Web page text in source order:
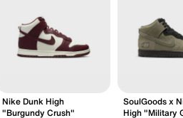
Nike Dunk High
"Burgundy Crush"
SoulGoods x
High "Military